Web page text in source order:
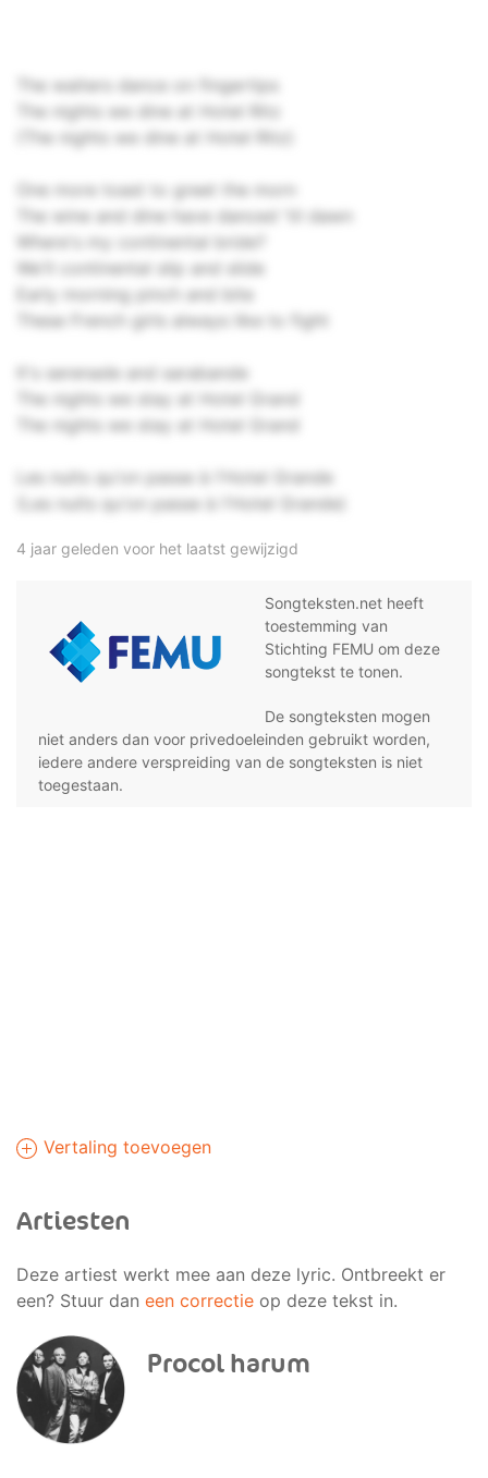
The waiters dance on fingertips
The nights we dine at Hotel Ritz
(The nights we dine at Hotel Ritz)
One more toast to greet the morn
The wine and dine have danced 'til dawn
Where's my continental bride?
We'll continental slip and slide
Early morning pinch and bite
These French girls always like to fight
It's serenade and sarabande
The nights we stay at Hotel Grand
The nights we stay at Hotel Grand
Les nuits qu'on passe à l'Hotel Grande
(Les nuits qu'on passe à l'Hotel Grande)
4 jaar geleden voor het laatst gewijzigd
Songteksten.net heeft
toestemming van
Stichting FEMU om deze
songtekst te tonen.
De songteksten mogen
niet anders dan voor privedoeleinden gebruikt worden,
iedere andere verspreiding van de songteksten is niet
toegestaan.
Vertaling toevoegen
Artiesten
Deze artiest werkt mee aan deze lyric. Ontbreekt er
een? Stuur dan een correctie op deze tekst in.
Procol harum